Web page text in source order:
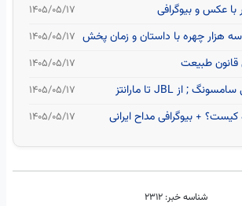
با عکس و بیوگرافی ۱۴۰۵/۰۵/۱۷
سه هزار چهره با داستان و زمان پخش ۱۴۰۵/۰۵/۱۷
قانون طبیعت ۱۴۰۵/۰۵/۱۷
۱۴۰۵/۰۵/۱۷
+ بیوگرافی مداح ایرانی ۱۴۰۵/۰۵/۱۷
شناسه خبر: